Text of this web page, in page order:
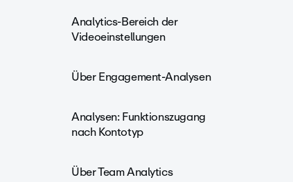
Analytics-Bereich der
Videoeinstellungen
Über Engagement-Analysen
Analysen: Funktionszugang
nach Kontotyp
Über Team Analytics